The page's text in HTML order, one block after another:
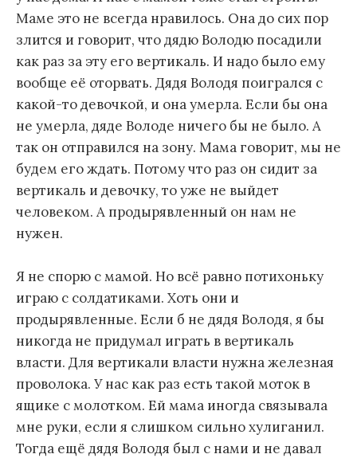
Маме это не всегда нравилось. Она до сих пор
злится и говорит, что дядю Володю посадили
как раз за эту его вертикаль. И надо было ему
вообще её оторвать. Дядя Володя поигрался с
какой-то девочкой, и она умерла. Если бы она
не умерла, дяде Володе ничего бы не было. А
так он отправился на зону. Мама говорит, мы не
будем его ждать. Потому что раз он сидит за
вертикаль и девочку, то уже не выйдет
человеком. А продырявленный он нам не
нужен.
Я не спорю с мамой. Но всё равно потихоньку
играю с солдатиками. Хоть они и
продырявленные. Если б не дядя Володя, я бы
никогда не придумал играть в вертикаль
власти. Для вертикали власти нужна железная
проволока. У нас как раз есть такой моток в
ящике с молотком. Ей мама иногда связывала
мне руки, если я слишком сильно хулиганил.
Тогда ещё дядя Володя был с нами и не давал